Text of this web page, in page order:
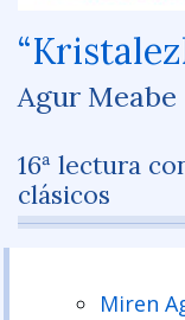
Agur Meabe
16ª lectura
clásicos
Miren